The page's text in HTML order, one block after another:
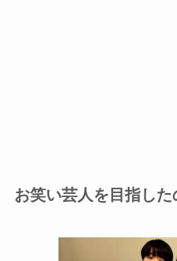
お笑い芸人を目指した